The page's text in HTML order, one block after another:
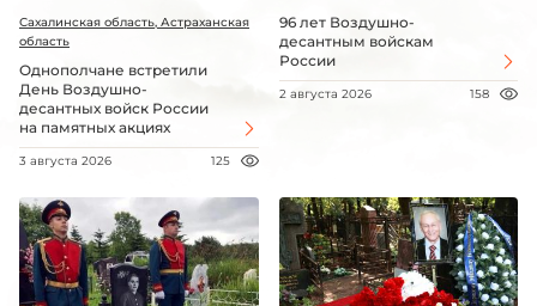
Сахалинская область, Астраханская
область
Однополчане встретили
День Воздушно-
десантных войск России
на памятных акциях
3 августа 2026 125
96 лет Воздушно-
десантным войскам
России
2 августа 2026 158